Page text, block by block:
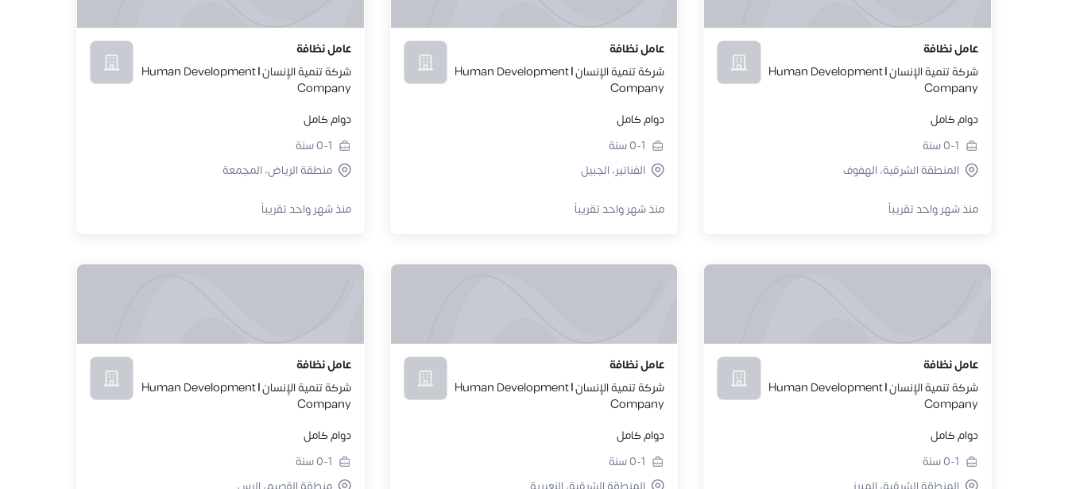
عامل نظافة
شركة تنمية الإنسان | Human Development
Company
دوام كامل
0-1سنة
المنطقة الشرقية، الهفوف
منذ شهر واحد تقريباً
عامل نظافة
شركة تنمية الإنسان | Human Development
Company
دوام كامل
0-1سنة
الفناتير، الجبيل
منذ شهر واحد تقريباً
عامل نظافة
شركة تنمية الإنسان | Human Development
Company
دوام كامل
0-1سنة
منطقة الرياض، المجمعة
منذ شهر واحد تقريباً
عامل نظافة
شركة تنمية الإنسان | Human Development
Company
دوام كامل
0-1سنة
عامل نظافة
شركة تنمية الإنسان | Human Development
Company
دوام كامل
0-1سنة
عامل نظافة
شركة تنمية الإنسان | Human Development
Company
دوام كامل
0-1سنة